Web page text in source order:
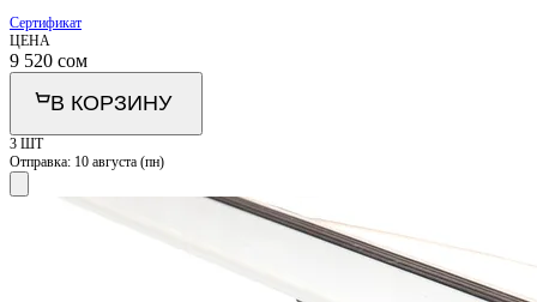
Сертификат
ЦЕНА
9 520 сом
В КОРЗИНУ
3 ШТ
Отправка: 10 августа (пн)